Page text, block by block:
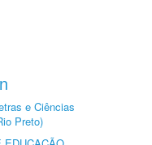
e Ciências
Preto)